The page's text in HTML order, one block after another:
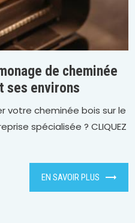
de cheminée
ses environs
votre cheminée bois sur le
spécialisée ? CLIQUEZ
EN SAVOIR PLUS